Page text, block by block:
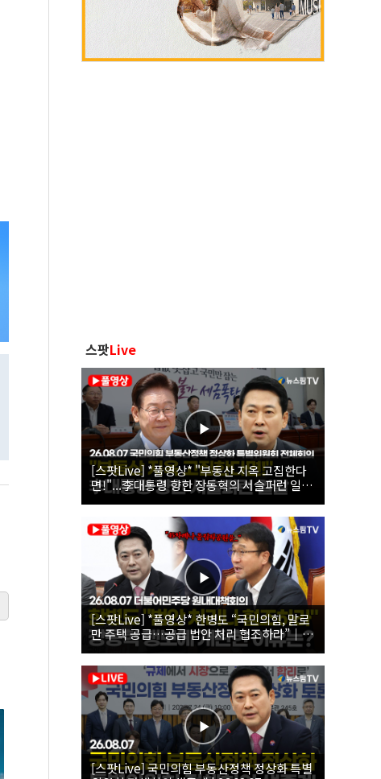
스팟Live
[스팟Live] *풀영상* "부동산 지옥 고집한다
면!"...李대통령 향한 장동혁의 서슬퍼런 일갈
| 26.08.07 국민의힘 부동산정책 정상화 특별
위원회 전체회의
[스팟Live] *풀영상* 한병도 “국민의힘, 말로
만 주택 공급…공급 법안 처리 협조하라”｜
26.08.07 더불어민주당 원내대책회의
[스팟Live] 국민의힘 부동산정책 정상화 특별